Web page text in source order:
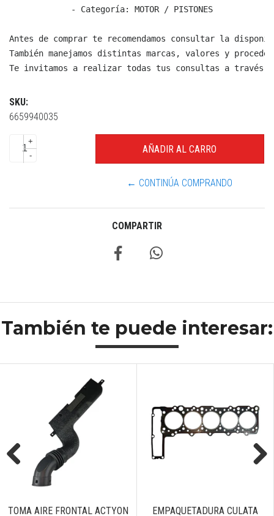
  - Categoría: MOTOR / PISTONES
Antes de comprar te recomendamos consultar la
También manejamos distintas marcas, valores y
Te invitamos a realizar todas tus consultas a través
SKU:
6659940035
+
-
← CONTINÚA COMPRANDO
COMPARTIR
También te puede interesar:
TOMA AIRE FRONTAL ACTYON
EMPAQUETADURA CULATA
Previous